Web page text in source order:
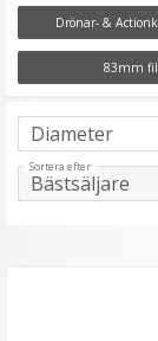
Drönar- &
83mm
Sortera efter